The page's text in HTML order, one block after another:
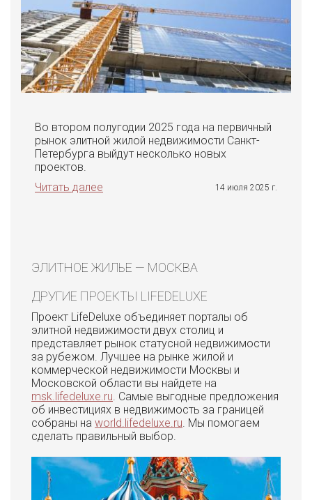
Во втором полугодии 2025 года на первичный
рынок элитной жилой недвижимости Санкт-
Петербурга выйдут несколько новых
проектов.
Читать далее
14 июля 2025 г.
ЭЛИТНОЕ ЖИЛЬЕ — МОСКВА
ДРУГИЕ ПРОЕКТЫ LIFEDELUXE
Проект LifeDeluxe объединяет порталы об
элитной недвижимости двух столиц и
представляет рынок статусной недвижимости
за рубежом. Лучшее на рынке жилой и
коммерческой недвижимости Москвы и
Московской области вы найдете на
msk.lifedeluxe.ru . Самые выгодные предложения
об инвестициях в недвижимость за границей
собраны на world.lifedeluxe.ru . Мы помогаем
сделать правильный выбор.